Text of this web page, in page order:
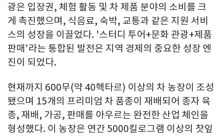
광은 입장권, 체험 활동 및 차 제품 분야의 소비를 크
게 촉진했으며, 식음료, 숙박, 교통과 같은 지원 서비
스의 성장을 이끌었다. '스터디 투어+문화 관광+제품
판매'라는 통합된 발전은 지역 경제의 중요한 성장 엔
진이 되었다.
현재까지 600무(약 40헥타르) 이상의 차 농장이 조성
됐으며 15개의 프리미엄 차 품종이 재배되어 종자 육
종, 재배, 가공, 판매를 아우르는 완전한 산업 체인을
형성했다. 이 농장은 연간 5000킬로그램 이상의 찻잎